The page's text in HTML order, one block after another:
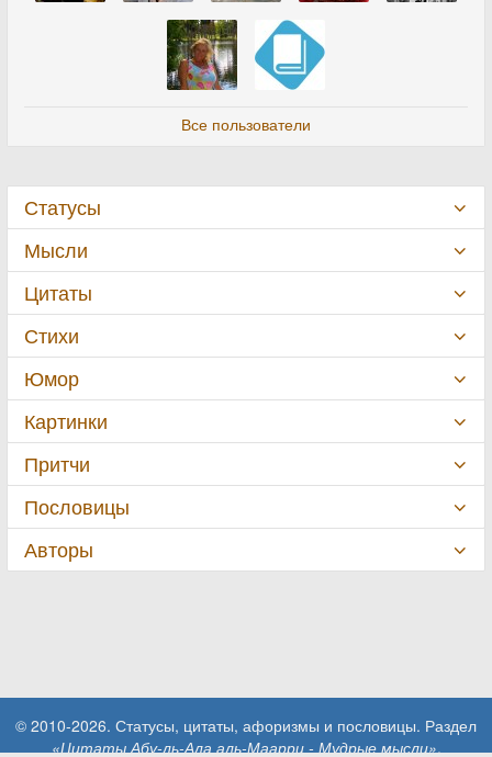
Все пользователи
Статусы
Мысли
Цитаты
Стихи
Юмор
Картинки
Притчи
Пословицы
Авторы
© 2010-2026. Статусы, цитаты, афоризмы и пословицы. Раздел
«Цитаты Абу-ль-Ала аль-Маарри - Мудрые мысли».